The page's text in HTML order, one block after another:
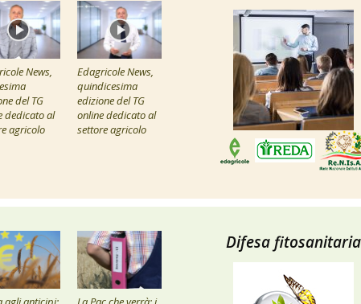
News,
del TG
dedicato al
agricolo
Edagricole News,
quindicesima
edizione del TG
online dedicato al
settore agricolo
Difesa fitosanitaria